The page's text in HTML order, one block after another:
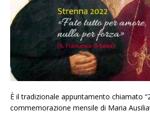
È il tradizionale appuntamento chiamato
commemorazione mensile di Maria